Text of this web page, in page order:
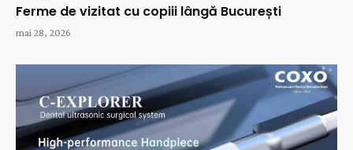
Ferme de vizitat cu copiii lângă București
mai 28, 2026